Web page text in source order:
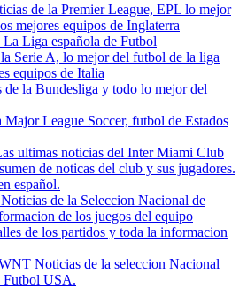
de la Premier League, EPL lo mejor
mejores equipos de Inglaterra
Liga española de Futbol
Serie A, lo mejor del futbol de la liga
equipos de Italia
de la Bundesliga y todo lo mejor del
Major League Soccer, futbol de Estados
ultimas noticias del Inter Miami Club
de noticas del club y sus jugadores.
español.
de la Seleccion Nacional de
de los juegos del equipo
de los partidos y toda la informacion
Noticias de la seleccion Nacional
Futbol USA.